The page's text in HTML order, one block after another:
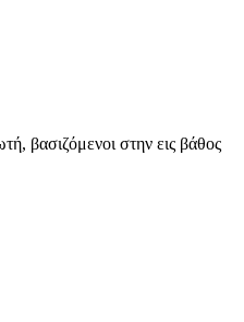
βασιζόμενοι στην εις βάθος